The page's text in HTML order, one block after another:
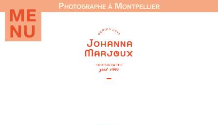
ME
NU
Photographe à Montpellier